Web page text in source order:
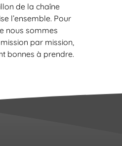
de la chaîne
l’ensemble. Pour
nous sommes
par mission,
bonnes à prendre.